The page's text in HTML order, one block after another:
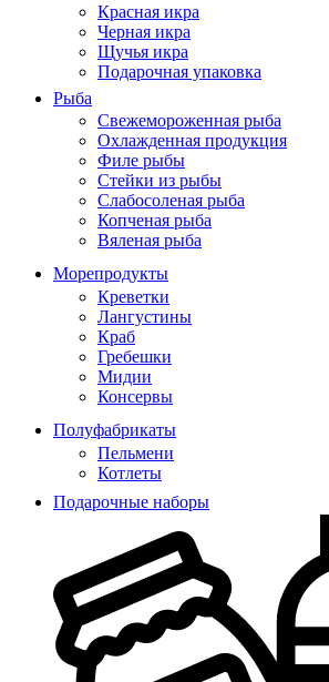
Красная икра
Черная икра
Щучья икра
Подарочная упаковка
Рыба
Свежемороженная рыба
Охлажденная продукция
Филе рыбы
Стейки из рыбы
Слабосоленая рыба
Копченая рыба
Вяленая рыба
Морепродукты
Креветки
Лангустины
Краб
Гребешки
Мидии
Консервы
Полуфабрикаты
Пельмени
Котлеты
Подарочные наборы